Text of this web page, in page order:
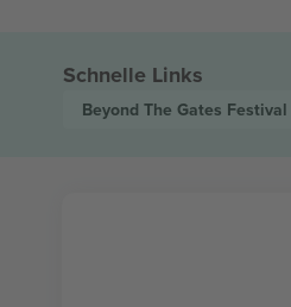
Schnelle Links
Beyond The Gates Festival